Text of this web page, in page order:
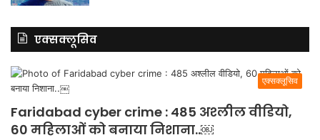
एक्सक्लूसिव
एक्सक्लूसिव
Faridabad cyber crime : 485 अश्लील वीडियो,
60 महिलाओं को बनाया निशाना..￼